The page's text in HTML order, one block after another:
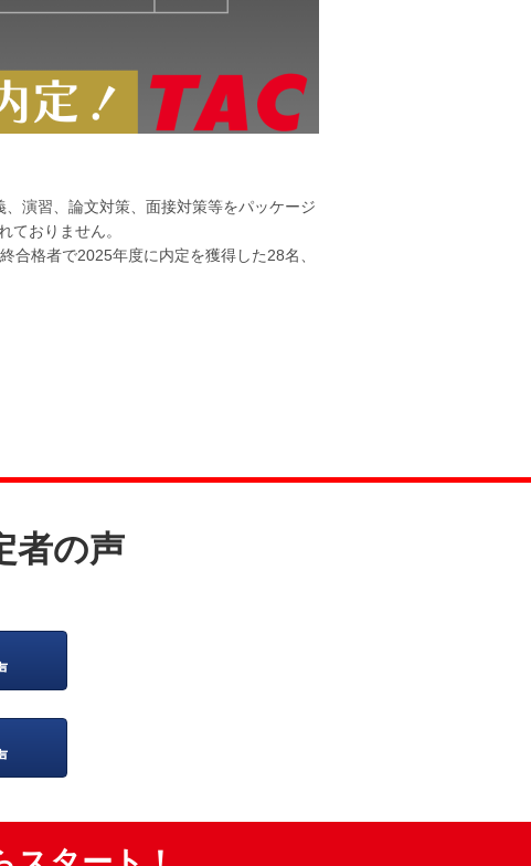
演習、論文対策、面接対策等をパッケージ
ておりません。
格者で2025年度に内定を獲得した28名、
者の声